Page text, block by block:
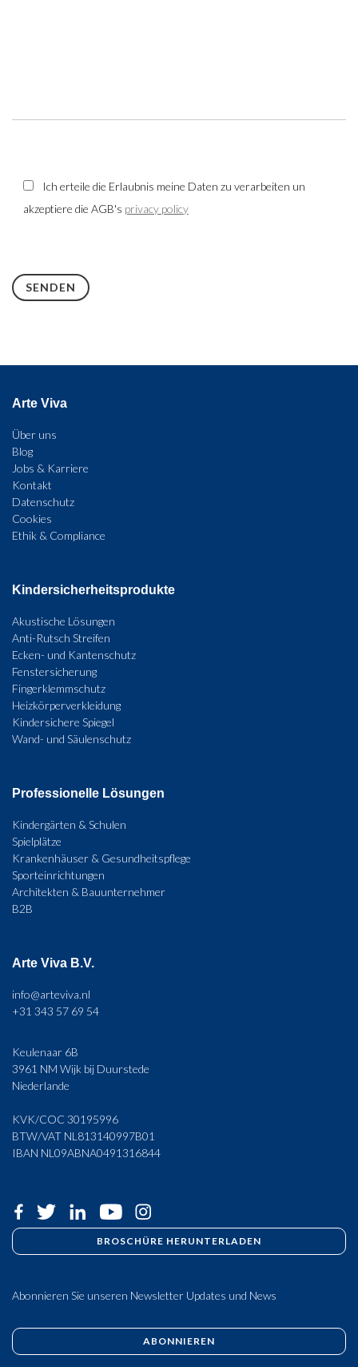
Ich erteile die Erlaubnis meine Daten zu verarbeiten un
akzeptiere die AGB's privacy policy
Arte Viva
Über uns
Blog
Jobs & Karriere
Kontakt
Datenschutz
Cookies
Ethik & Compliance
Kindersicherheitsprodukte
Akustische Lösungen
Anti-Rutsch Streifen
Ecken- und Kantenschutz
Fenstersicherung
Fingerklemmschutz
Heizkörperverkleidung
Kindersichere Spiegel
Wand- und Säulenschutz
Professionelle Lösungen
Kindergärten & Schulen
Spielplätze
Krankenhäuser & Gesundheitspflege
Sporteinrichtungen
Architekten & Bauunternehmer
B2B
Arte Viva B.V.
info@arteviva.nl
+31 343 57 69 54
Keulenaar 6B
3961 NM Wijk bij Duurstede
Niederlande
KVK/COC 30195996
BTW/VAT NL813140997B01
IBAN NL09ABNA0491316844
BROSCHÜRE HERUNTERLADEN
Abonnieren Sie unseren Newsletter Updates und News
ABONNIEREN